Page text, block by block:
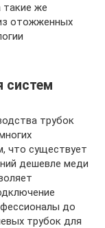
такие же
отожженных
систем
трубок
что существует
дешевле меди
до
трубок для